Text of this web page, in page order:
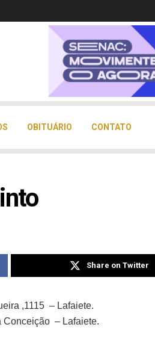
OBITUÁRIO CONTATO
Share on Twitter
,1115 – Lafaiete.
Conceição – Lafaiete.